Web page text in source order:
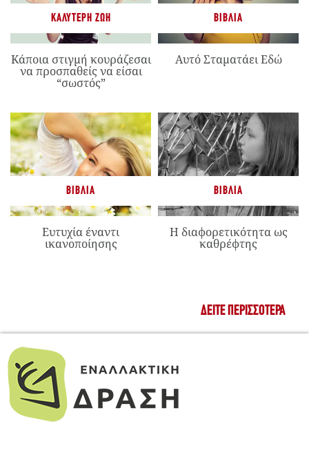
ΚΑΛΎΤΕΡΗ ΖΩΉ
Κάποια στιγμή κουράζεσαι
να προσπαθείς να είσαι
“σωστός”
ΒΙΒΛΊΑ
Αυτό Σταματάει Εδώ
ΒΙΒΛΊΑ
Ευτυχία έναντι
ικανοποίησης
ΒΙΒΛΊΑ
Η διαφορετικότητα ως
καθρέφτης
ΔΕΊΤΕ ΠΕΡΙΣΣΌΤΕΡΑ